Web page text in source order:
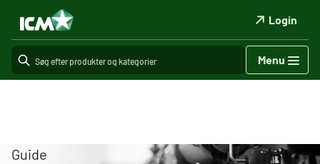
Login
Menu
Guide